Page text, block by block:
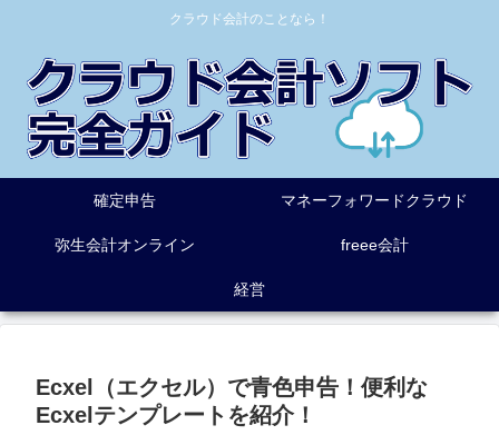
クラウド会計のことなら！
確定申告 マネーフォワードクラウド
弥生会計オンライン freee会計
経営
Ecxel（エクセル）で青色申告！便利な
Ecxelテンプレートを紹介！